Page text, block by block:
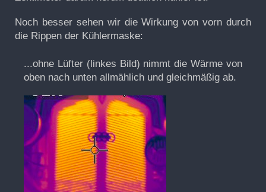
Noch besser sehen wir die Wirkung von vorn durch
die Rippen der Kühlermaske:
...ohne Lüfter (linkes Bild) nimmt die Wärme von
oben nach unten allmählich und gleichmäßig ab.